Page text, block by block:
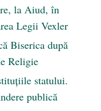
la Aiud, în
Legii Vexler
Biserica după
Religie
statului.
publică